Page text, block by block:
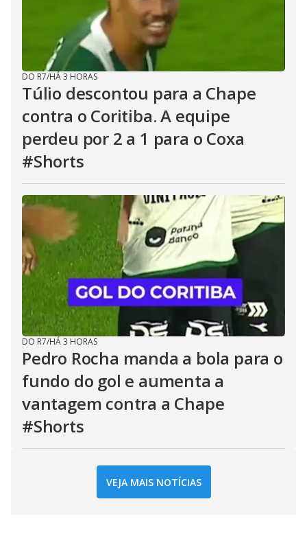
DO R7/HÁ 3 HORAS
Túlio descontou para a Chape
contra o Coritiba. A equipe
perdeu por 2 a 1 para o Coxa
#Shorts
DO R7/HÁ 3 HORAS
Pedro Rocha manda a bola para o
fundo do gol e aumenta a
vantagem contra a Chape
#Shorts
VEJA MAIS NOTÍCIAS